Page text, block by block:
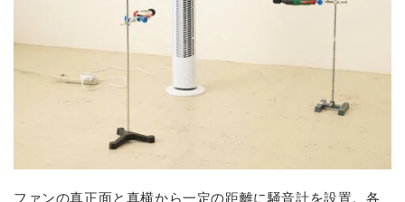
ファンの真正面と真横から一定の距離に騒音計を設置。各